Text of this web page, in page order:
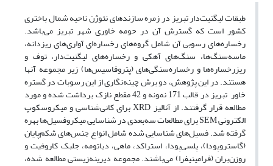
طبقات لیگنیت‌دار تبریز در زمره سازندهای نئوژن ناحیه شمال باختری
کشور است که گسترش آن در حومه خاوری شهر تبریز می‌باشد.
رخساره‌های رسوبی آن شامل گروه‌های رخساره‌ای آواری‌های ریزدانه،
ماسه‌سنگ‌ها، سنگ‌های آهکی و رخساره‌های لیگنیت‌دار، توف و
ریزرخساره‌ها و رخساره‌سنگی‌های (پتروفاسیس‌ها) زیر مجموعه آنها
هستند. در این پژوهش، دو برش چینه‌نگاری از این رسوبات در گستره
خاور تبریز در قالب 171 نمونه و 42 مقطع نازک برداشت شده و مورد
مطالعه قرار گرفتند. از آنالیز XRD برای کانی‌شناسی و میکروسکوپ
الکترونی SEM برای مطالعات سه‌بعدی در شناسایی میکروفسیل‌ها بهره
گرفته شد. فسیل‌های شناسایی شده شامل انواع جنس‌های شکم‌پایان
(گاستروپودا)، پلسی‌پودا، استراکد، ماهی، دیاتومه، جلبک کاروفیت و
روزن‌بران (فرامینیفرا) می‌باشند. مجموعه دیرینه‌زیستی مطالعه شده،